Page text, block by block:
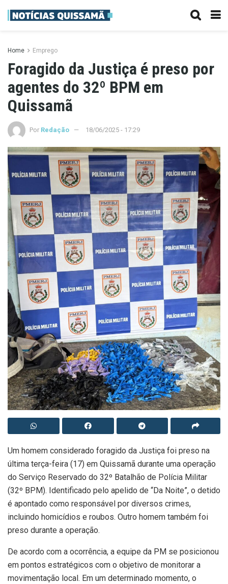
Home Emprego
Foragido da Justiça é preso por
agentes do 32º BPM em
Quissamã
Por Redação 18/06/2025 - 17:29
Um homem considerado foragido da Justiça foi preso na
última terça-feira (17) em Quissamã durante uma operação
do Serviço Reservado do 32º Batalhão de Polícia Militar
(32º BPM). Identificado pelo apelido de “Da Noite”, o detido
é apontado como responsável por diversos crimes,
incluindo homicídios e roubos. Outro homem também foi
preso durante a operação.
De acordo com a ocorrência, a equipe da PM se posicionou
em pontos estratégicos com o objetivo de monitorar a
movimentação local. Em um determinado momento, o